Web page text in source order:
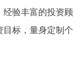
验丰富的投资顾
标，量身定制个